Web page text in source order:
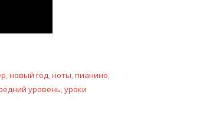
,новый год,ноты,пианино,
уровень,уроки